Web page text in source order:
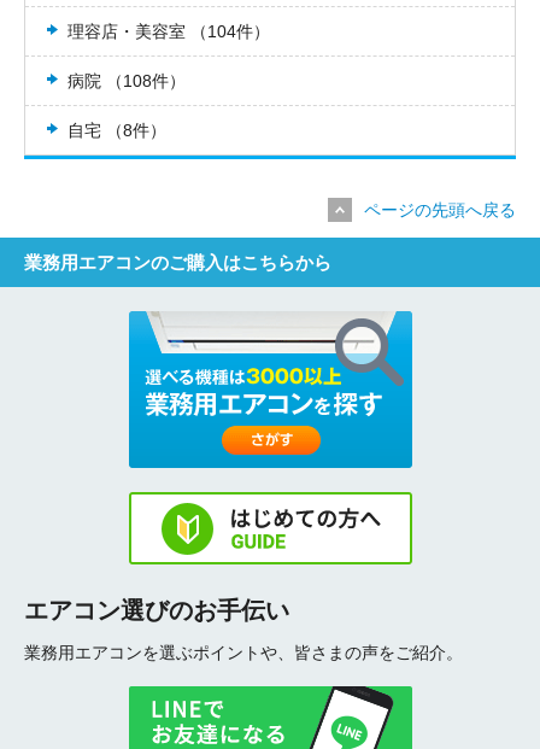
理容店・美容室 （104件）
病院 （108件）
自宅 （8件）
ページの先頭へ戻る
業務用エアコンのご購入はこちらから
エアコン選びのお手伝い
業務用エアコンを選ぶポイントや、皆さまの声をご紹介。